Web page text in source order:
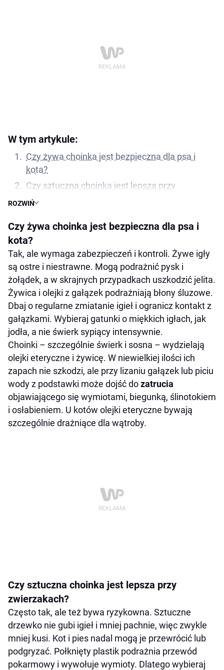
W tym artykule:
ROZWIŃ
Czy żywa choinka jest bezpieczna dla psa i
kota?
Czy sztuczna choinka jest lepsza przy
zwierzakach?
Jak ustawić choinkę, by nie przewróciła się na
zwierzaka?
Jakie lampki i kable są bezpieczne dla kota i
psa?
Czy łańcuchy, wstążki i „anielski włos” są
groźne?
Jak ograniczyć ciekawość kota wobec
drzewka?
Które gatunki i formy choinki sprawdzą się
najlepiej?
Jakie są pierwsze objawy problemów po
kontakcie z choinką?
Co zrobić, aby choinka była „przyjazna
zwierzakom” od pierwszego dnia?
Czy żywa choinka jest bezpieczna dla psa i
kota?
Tak, ale wymaga zabezpieczeń i kontroli. Żywe igły
są ostre i niestrawne. Mogą podrażnić pysk i
żołądek, a w skrajnych przypadkach uszkodzić jelita.
Żywica i olejki z gałązek podrażniają błony śluzowe.
Dbaj o regularne zmiatanie igieł i ogranicz kontakt z
gałązkami. Wybieraj gatunki o miękkich igłach, jak
jodła, a nie świerk sypiący intensywnie.
Choinki – szczególnie świerk i sosna – wydzielają
olejki eteryczne i żywicę. W niewielkiej ilości ich
zapach nie szkodzi, ale przy lizaniu gałązek lub piciu
wody z podstawki może dojść dozatrucia
objawiającego się wymiotami, biegunką, ślinotokiem
i osłabieniem. U kotów olejki eteryczne bywają
szczególnie drażniące dla wątroby.
Czy sztuczna choinka jest lepsza przy
zwierzakach?
Często tak, ale też bywa ryzykowna. Sztuczne
drzewko nie gubi igieł i mniej pachnie, więc zwykle
mniej kusi. Kot i pies nadal mogą je przewrócić lub
podgryzać. Połknięty plastik podrażnia przewód
pokarmowy i wywołuje wymioty. Dlatego wybieraj